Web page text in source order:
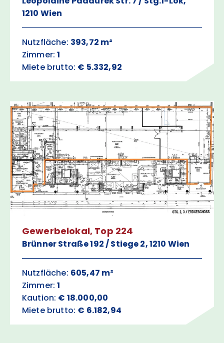
1210 Wien
Nutzfläche: 393,72 m²
Zimmer:1
Miete brutto: € 5.332,92
Gewerbelokal, Top 224
Brünner Straße 192 / Stiege 2, 1210 Wien
Nutzfläche: 605,47 m²
Zimmer:1
Kaution: € 18.000,00
Miete brutto: € 6.182,94